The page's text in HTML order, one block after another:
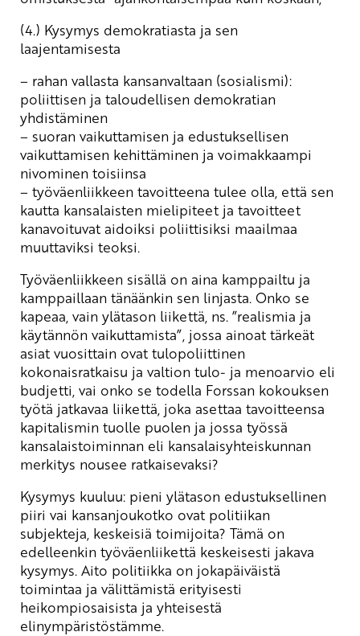
(4.) Kysymys demokratiasta ja sen
laajentamisesta
– rahan vallasta kansanvaltaan (sosialismi):
poliittisen ja taloudellisen demokratian
yhdistäminen
– suoran vaikuttamisen ja edustuksellisen
vaikuttamisen kehittäminen ja voimakkaampi
nivominen toisiinsa
– työväenliikkeen tavoitteena tulee olla, että sen
kautta kansalaisten mielipiteet ja tavoitteet
kanavoituvat aidoiksi poliittisiksi maailmaa
muuttaviksi teoksi.
Työväenliikkeen sisällä on aina kamppailtu ja
kamppaillaan tänäänkin sen linjasta. Onko se
kapeaa, vain ylätason liikettä, ns. ”realismia ja
käytännön vaikuttamista”, jossa ainoat tärkeät
asiat vuosittain ovat tulopoliittinen
kokonaisratkaisu ja valtion tulo- ja menoarvio eli
budjetti, vai onko se todella Forssan kokouksen
työtä jatkavaa liikettä, joka asettaa tavoitteensa
kapitalismin tuolle puolen ja jossa työssä
kansalaistoiminnan eli kansalaisyhteiskunnan
merkitys nousee ratkaisevaksi?
Kysymys kuuluu: pieni ylätason edustuksellinen
piiri vai kansanjoukotko ovat politiikan
subjekteja, keskeisiä toimijoita? Tämä on
edelleenkin työväenliikettä keskeisesti jakava
kysymys. Aito politiikka on jokapäiväistä
toimintaa ja välittämistä erityisesti
heikompiosaisista ja yhteisestä
elinympäristöstämme.